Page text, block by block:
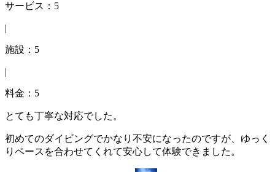
サービス：5
|
施設：5
|
料金：5
とても丁寧な対応でした。
初めてのダイビングでかなり不安になったのですが、ゆっく
りペースを合わせてくれて安心して体験できました。